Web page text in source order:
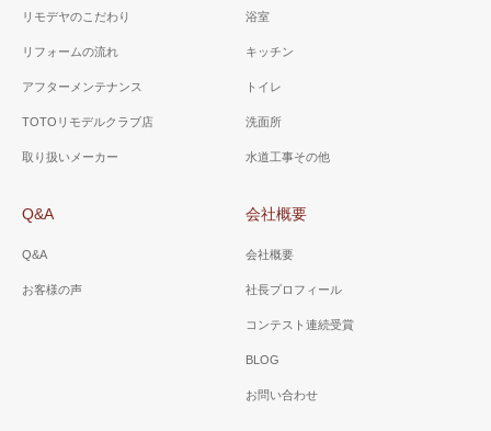
リモデヤのこだわり
リフォームの流れ
アフターメンテナンス
TOTOリモデルクラブ店
取り扱いメーカー
浴室
キッチン
トイレ
洗面所
水道工事その他
Q&A
Q&A
お客様の声
会社概要
会社概要
社長プロフィール
コンテスト連続受賞
BLOG
お問い合わせ